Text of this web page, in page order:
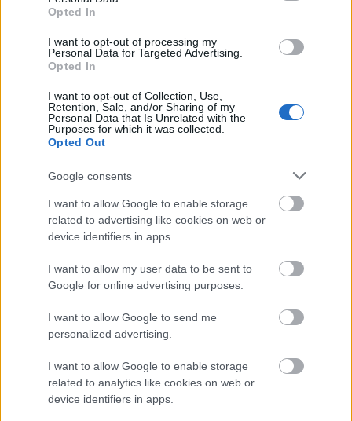
Opted In
I want to opt-out of processing my
Personal Data for Targeted Advertising.
Opted In
I want to opt-out of Collection, Use,
Retention, Sale, and/or Sharing of my
Personal Data that Is Unrelated with the
Purposes for which it was collected.
Opted Out
Google consents
I want to allow Google to enable storage
related to advertising like cookies on web or
device identifiers in apps.
I want to allow my user data to be sent to
Google for online advertising purposes.
I want to allow Google to send me
personalized advertising.
I want to allow Google to enable storage
related to analytics like cookies on web or
device identifiers in apps.
de még nem telt ahhoz megfelelő idő, hogy azt
így végül maga a néző sem tudja, hogy örüljön
a múltnak és gratuláljon Katinkának a sikeres
pályafutásáért, vagy teljes torokkal bíztassa a
következő versenyen és sopánkodjon ha az
nem jön össze.
Összességében tehát elmondható, hogy a
Katinka iránt kíváncsi emberek számára
mindenképp érdemes a moziba való látogatás,
ugyanis a 100 perc alatt egyrészt
visszaemlékezhetünk pályafutása főbb
momentumaira, ahogy megismerkedhetünk –
humoros, kedves és ellentmondásokkal teli
kritika ellenére a dokumentumfilm unalmasnak
egyáltalán nem nevezhető, bizonyos jelenetei